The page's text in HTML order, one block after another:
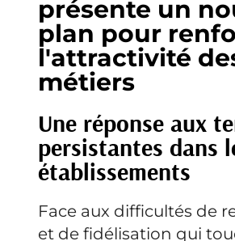
présente un
plan pour
l'attractivité
métiers
Une réponse aux
persistantes dans
établissements
Face aux difficultés de
et de fidélisation qui